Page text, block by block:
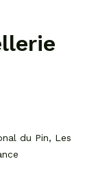
du Pin, Les